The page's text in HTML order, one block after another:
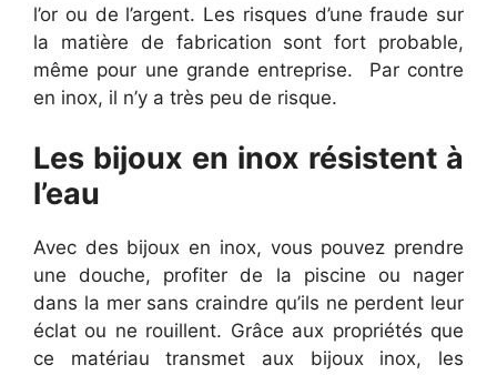
l’or ou de l’argent. Les risques d’une fraude sur
la matière de fabrication sont fort probable,
même pour une grande entreprise. Par contre
en inox, il n’y a très peu de risque.
Les bijoux en inox résistent à
l’eau
Avec des bijoux en inox, vous pouvez prendre
une douche, profiter de la piscine ou nager
dans la mer sans craindre qu’ils ne perdent leur
éclat ou ne rouillent. Grâce aux propriétés que
ce matériau transmet aux bijoux inox, les